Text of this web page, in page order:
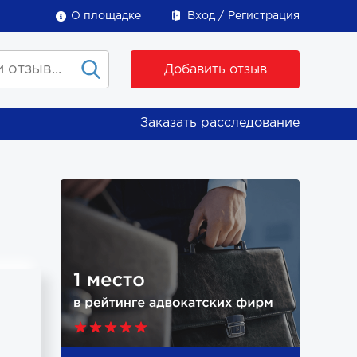
О площадке Вход Регистрация
Добавить отзыв
Заказать расследование